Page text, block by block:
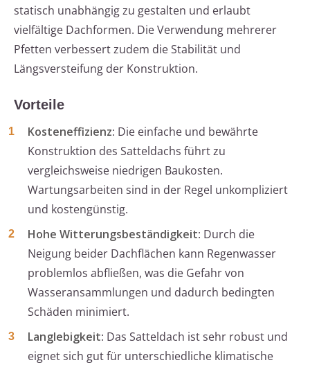
statisch unabhängig zu gestalten und erlaubt
vielfältige Dachformen. Die Verwendung mehrerer
Pfetten verbessert zudem die Stabilität und
Längsversteifung der Konstruktion.
Vorteile
Kosteneffizienz: Die einfache und bewährte
Konstruktion des Satteldachs führt zu
vergleichsweise niedrigen Baukosten.
Wartungsarbeiten sind in der Regel unkompliziert
und kostengünstig.
Hohe Witterungsbeständigkeit: Durch die
Neigung beider Dachflächen kann Regenwasser
problemlos abfließen, was die Gefahr von
Wasseransammlungen und dadurch bedingten
Schäden minimiert.
Langlebigkeit: Das Satteldach ist sehr robust und
eignet sich gut für unterschiedliche klimatische